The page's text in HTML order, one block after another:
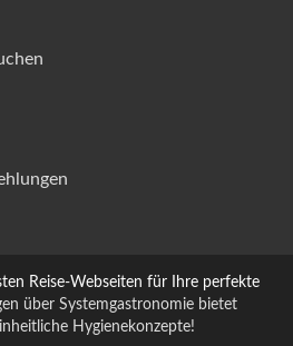
Reise-Webseiten für Ihre perfekte
über Systemgastronomie bietet
Hygienekonzepte!